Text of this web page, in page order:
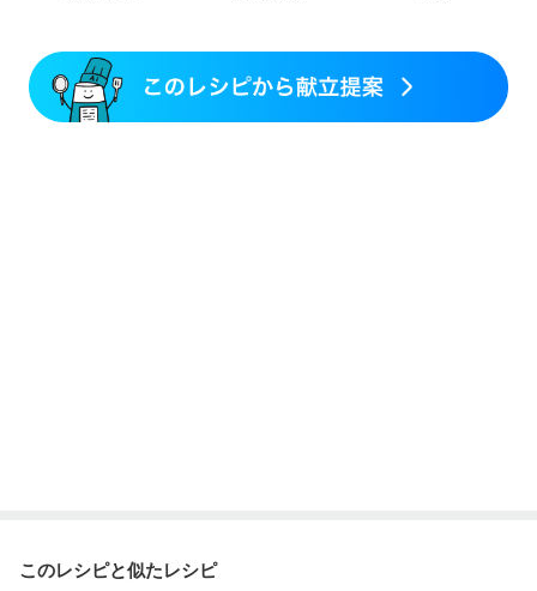
フレイル（年齢に合わせた体作り）
ニキビ・肌荒れ
妊活中 更年期
このレシピと似たレシピ